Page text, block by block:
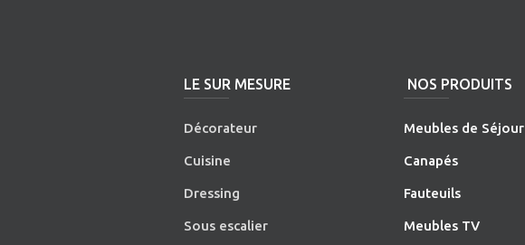
LE SUR MESURE
Décorateur
Cuisine
Dressing
Sous escalier
NOS PRODUITS
Meubles de Séjour
Canapés
Fauteuils
Meubles TV